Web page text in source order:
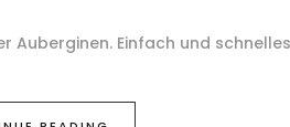
Auberginen. Einfach und